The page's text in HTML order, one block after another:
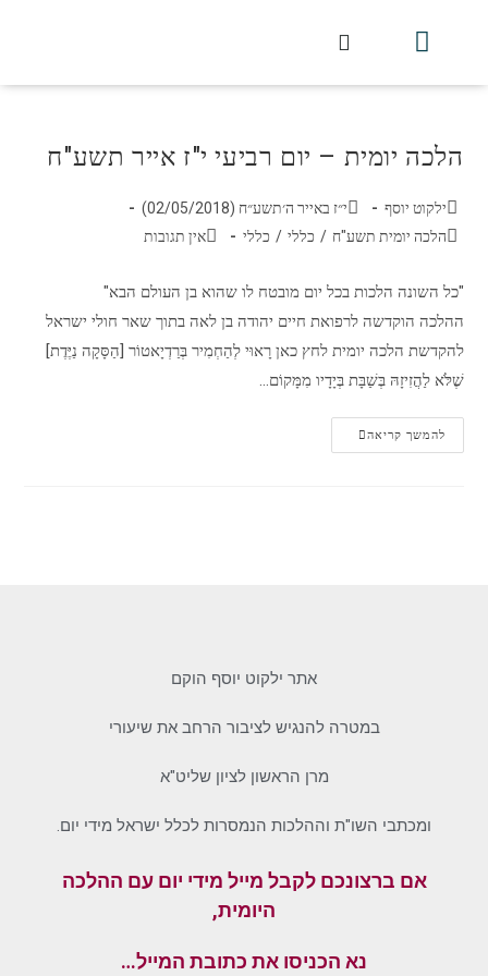
הלכה יומית – יום רביעי י"ז אייר תשע"ח
ילקוט יוסף
י״ז באייר ה׳תשע״ח (02/05/2018)
הלכה יומית תשע"ח / כללי / כללי אין תגובות
"כל השונה הלכות בכל יום מובטח לו שהוא בן העולם הבא"
ההלכה הוקדשה לרפואת חיים יהודה בן לאה בתוך שאר חולי ישראל
להקדשת הלכה יומית לחץ כאן רָאוּי לְהַחְמִיר בְּרַדְיָאטוֹר [הַסָּקָה נַיֶּדֶת]
שֶׁלֹּא לַהֲזִיזָהּ בְּשַׁבָּת בְּיָדָיו מִמָּקוֹם…
להמשך קריאה
אתר ילקוט יוסף הוקם
במטרה להנגיש לציבור הרחב את שיעורי
מרן הראשון לציון שליט"א
ומכתבי השו"ת וההלכות הנמסרות לכלל ישראל מידי יום.
אם ברצונכם לקבל מייל מידי יום עם ההלכה
היומית,
נא הכניסו את כתובת המייל…